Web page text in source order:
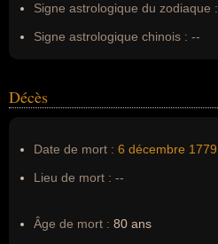
Signe astrologique du zodiaque :
Signe astrologique chinois : --
Décès
Date de mort : 6 décembre 1779
Lieu de mort : --
Âge de mort : 80 ans